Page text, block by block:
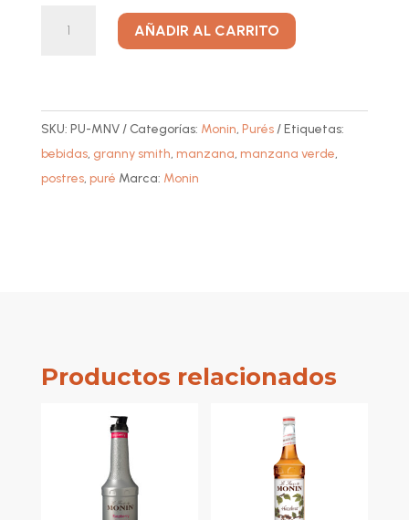
(Granny
cantidad
AÑADIR AL CARRITO
A
l
r
SKU: PU-MNV Categorías: Monin, Purés
Etiquetas:
bebidas, granny smith, manzana, manzana verde,
postres, puré Marca: Monin
Productos relacionados